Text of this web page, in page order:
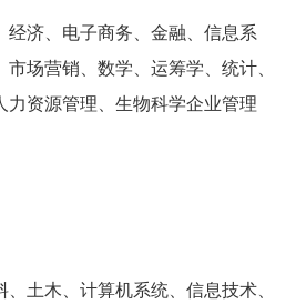
经济、电子商务、金融、信息系
场营销、数学、运筹学、统计、
资源管理、生物科学企业管理
土木、计算机系统、信息技术、